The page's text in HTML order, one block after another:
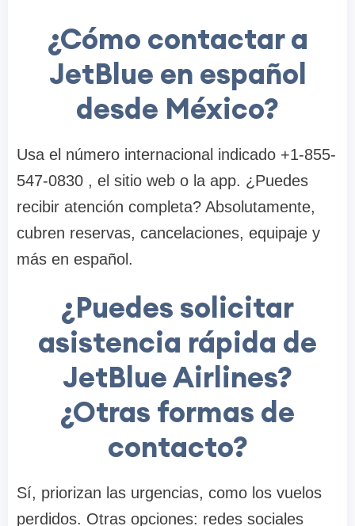
¿Cómo contactar a
JetBlue en español
desde México?
Usa el número internacional indicado +1-855-
547-0830 , el sitio web o la app. ¿Puedes
recibir atención completa? Absolutamente,
cubren reservas, cancelaciones, equipaje y
más en español.
¿Puedes solicitar
asistencia rápida de
JetBlue Airlines?
¿Otras formas de
contacto?
Sí, priorizan las urgencias, como los vuelos
perdidos. Otras opciones: redes sociales